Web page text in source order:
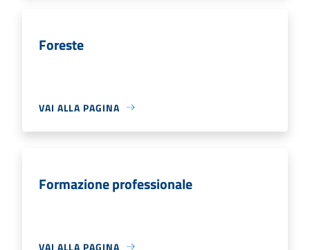
Foreste
VAI ALLA PAGINA
Formazione professionale
VAI ALLA PAGINA